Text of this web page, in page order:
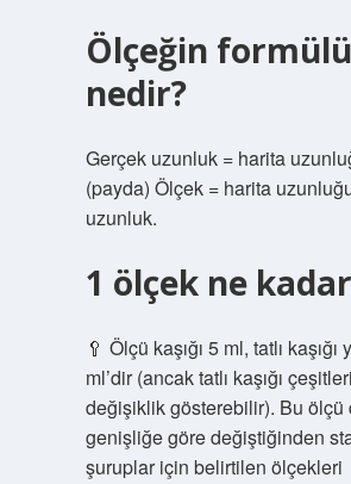
Ölçeğin formülü
nedir?
Gerçek uzunluk = harita
(payda) Ölçek = harita
uzunluk.
1 ölçek ne
🥄 Ölçü kaşığı 5 ml, tatlı kaşığı
ml’dir (ancak tatlı kaşığı
değişiklik gösterebilir). Bu ölçü
genişliğe göre değiştiğinden
şuruplar için belirtilen ölçekleri